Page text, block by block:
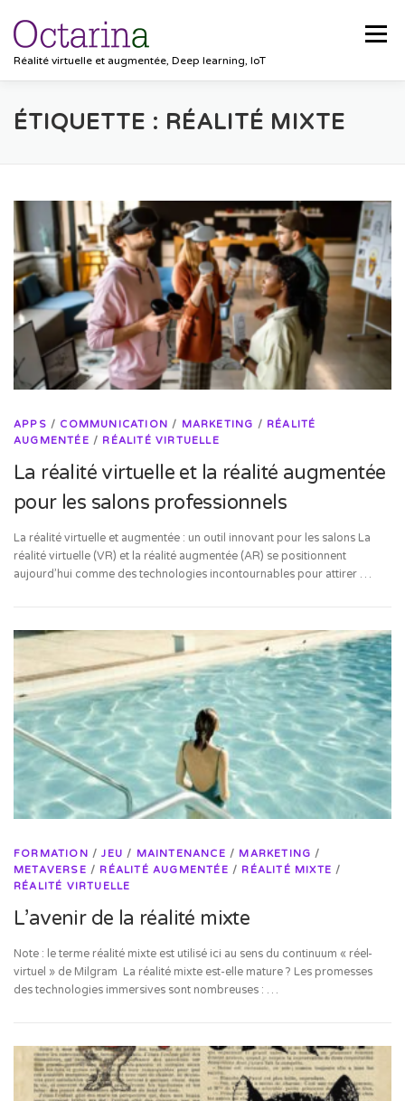
Réalité virtuelle et augmentée, Deep learning, IoT
Menu
ACCUEIL PROJETS SOLUTIONS
CONTACT
ÉTIQUETTE : RÉALITÉ MIXTE
APPS / COMMUNICATION / MARKETING / RÉALITÉ
AUGMENTÉE / RÉALITÉ VIRTUELLE
La réalité virtuelle et la réalité augmentée
pour les salons professionnels
La réalité virtuelle et augmentée : un outil innovant pour les salons La
réalité virtuelle (VR) et la réalité augmentée (AR) se positionnent
aujourd’hui comme des technologies incontournables pour attirer …
FORMATION /JEU / MAINTENANCE / MARKETING /
METAVERSE / RÉALITÉ AUGMENTÉE / RÉALITÉ MIXTE /
RÉALITÉ VIRTUELLE
L’avenir de la réalité mixte
Note : le terme réalité mixte est utilisé ici au sens du continuum « réel-
virtuel » de Milgram La réalité mixte est-elle mature ? Les promesses
des technologies immersives sont nombreuses : …